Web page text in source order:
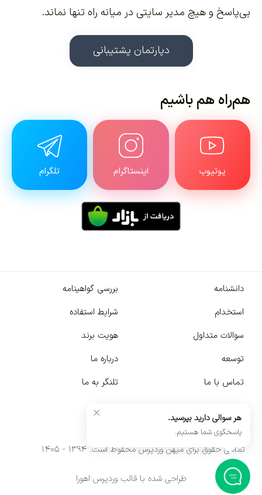
بی‌پاسخ و هیچ مدیر سایتی در میانه راه تنها نماند.
دپارتمان پشتیبانی
هم‌راه هم باشیم
یوتیوب اینستاگرام تلگرام
دانشنامه
بررسی گواهینامه
استخدام
شرایط استفاده
سوالات متداول
هویت برند
توسعه
درباره ما
تماس با ما
تلنگر به ما
تمامی حقوق برای میهن وردپرس محفوظ است. ۱۳۹۴ - ۱۴۰۵
طراحی شده با قالب وردپرس اهورا
× هر سوالی دارید بپرسید.
پاسخگوی شما هستیم.